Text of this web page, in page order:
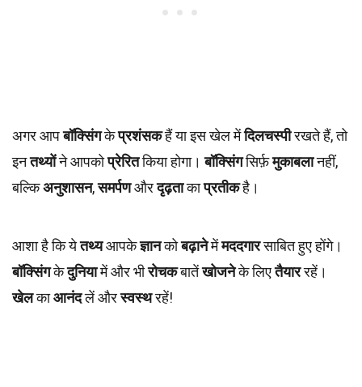
अगर आपबॉक्सिंगकेप्रशंसकहैं या इस खेल मेंदिलचस्पीरखते हैं, तो
इनतथ्योंने आपकोप्रेरितकिया होगा।बॉक्सिंगसिर्फ़मुकाबलानहीं,
बल्किअनुशासन,समर्पणऔरदृढ़ताकाप्रतीकहै।
आशा है कि येतथ्यआपकेज्ञानकोबढ़ानेमेंमददगारसाबित हुए होंगे।
बॉक्सिंगकेदुनियामें और भीरोचकबातेंखोजनेके लिएतैयाररहें।
खेलकाआनंदलें औरस्वस्थरहें!